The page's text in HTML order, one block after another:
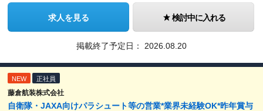
求人を見る 検討中に入れる
掲載終了予定日： 2026.08.20
NEW 正社員
藤倉航装株式会社
自衛隊・JAXA向けパラシュート等の営業*業界未経験OK*昨年賞与